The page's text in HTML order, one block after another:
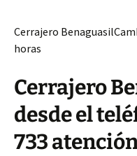
Cerrajero
horas
Cerrajero
desde el
733